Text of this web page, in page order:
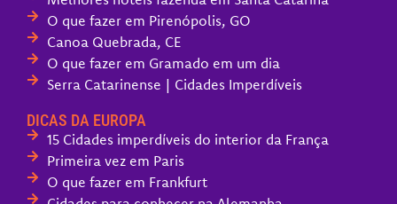
O que fazer em Pirenópolis, GO
Canoa Quebrada, CE
O que fazer em Gramado em um dia
Serra Catarinense | Cidades Imperdíveis
DICAS DA EUROPA
15 Cidades imperdíveis do interior da França
Primeira vez em Paris
O que fazer em Frankfurt